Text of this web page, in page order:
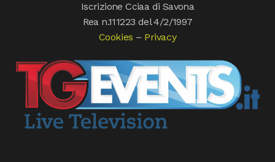
Iscrizione Cciaa di Savona
Rea n.111223 del 4/2/1997
Cookies – Privacy